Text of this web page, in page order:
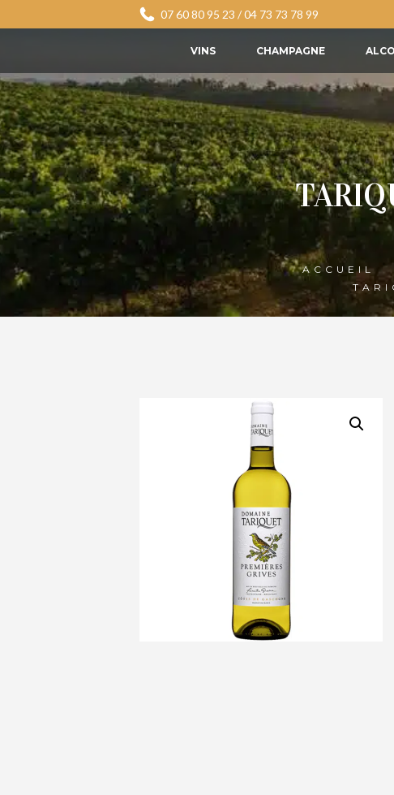
07 60 80 95 23 /04 73 73 78 99
VINS CHAMPAGNE
ACCUEIL